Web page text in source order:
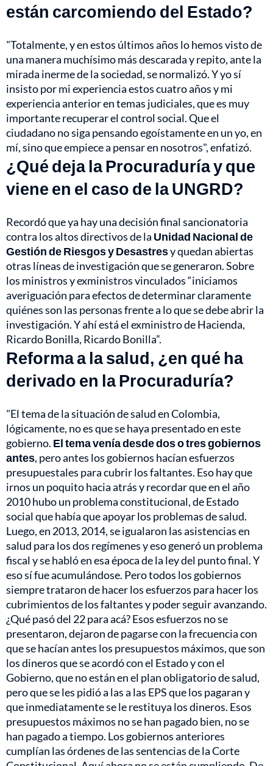
están carcomiendo del Estado?
"Totalmente, y en estos últimos años lo hemos visto de
una manera muchísimo más descarada y repito, ante la
mirada inerme de la sociedad, se normalizó. Y yo sí
insisto por mi experiencia estos cuatro años y mi
experiencia anterior en temas judiciales, que es muy
importante recuperar el control social. Que el
ciudadano no siga pensando egoístamente en un yo, en
mí, sino que empiece a pensar en nosotros", enfatizó.
¿Qué deja la Procuraduría y que
viene en el caso de la UNGRD?
Recordó que ya hay unadecisión final sancionatoria
contra los altos directivosde la Unidad Nacional de
Gestión de Riesgos y Desastresy quedan abiertas
otras líneas de investigación que se generaron. Sobre
los ministros y exministros vinculados “iniciamos
averiguación para efectos de determinar claramente
quiénes son las personas frente a lo que se debe abrir la
investigación. Y ahí está el exministro de Hacienda,
Ricardo Bonilla, Ricardo Bonilla”.
Reforma a la salud, ¿en qué ha
derivado en la Procuraduría?
"El tema de la situación de salud en Colombia,
lógicamente, no es que se haya presentado en este
gobierno. El tema venía desde dos o tres gobiernos
antes, pero antes los gobiernos hacían esfuerzos
presupuestales para cubrir los faltantes. Eso hay que
irnos un poquito hacia atrás y recordar que en el año
2010 hubo un problema constitucional, de Estado
social que había que apoyar los problemas de salud.
Luego, en 2013, 2014, se igualaron las asistencias en
salud para los dos regímenes y eso generó un problema
fiscal y se habló en esa época de la ley del punto final. Y
eso sí fue acumulándose. Pero todos los gobiernos
siempre trataron de hacer los esfuerzos para hacer los
cubrimientos de los faltantes y poder seguir avanzando.
¿Qué pasó del 22 para acá? Esos esfuerzos no se
presentaron, dejaron de pagarse con la frecuencia con
que se hacían antes los presupuestos máximos, que son
los dineros que se acordó con el Estado y con el
Gobierno, que no están en el plan obligatorio de salud,
pero que se les pidió a las a las EPS que los pagaran y
que inmediatamente se le restituya los dineros. Esos
presupuestos máximos no se han pagado bien, no se
han pagado a tiempo. Los gobiernos anteriores
cumplían las órdenes de las sentencias de la Corte